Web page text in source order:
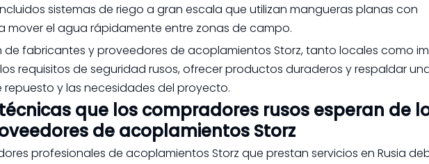
sistemas de riego a gran escala que utilizan mangueras planas con
mover el agua rápidamente entre zonas de campo.
de fabricantes y proveedores de acoplamientos Storz, tanto locales como
requisitos de seguridad rusos, ofrecer productos duraderos y respaldar
y las necesidades del proyecto.
que los compradores rusos esperan de
de acoplamientos Storz
profesionales de acoplamientos Storz que prestan servicios en Rusia